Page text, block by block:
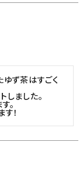
ず茶はすごく
しました。
。
！